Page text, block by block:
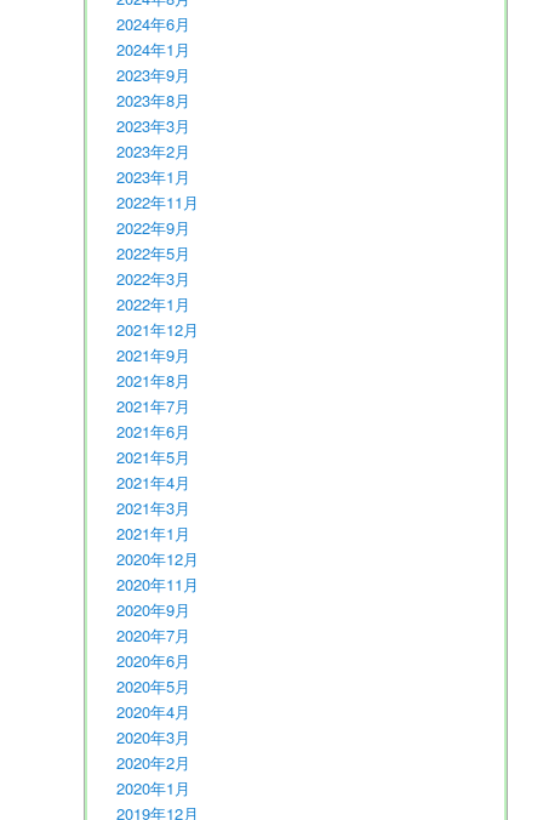
2024年6月
2024年1月
2023年9月
2023年8月
2023年3月
2023年2月
2023年1月
2022年11月
2022年9月
2022年5月
2022年3月
2022年1月
2021年12月
2021年9月
2021年8月
2021年7月
2021年6月
2021年5月
2021年4月
2021年3月
2021年1月
2020年12月
2020年11月
2020年9月
2020年7月
2020年6月
2020年5月
2020年4月
2020年3月
2020年2月
2020年1月
2019年12月